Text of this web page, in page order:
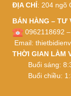
ĐỊA CHỈ: 204 ngõ
BÁN HÀNG – TƯ
0962118692
Email:
THỜI GIAN LÀM
Buổi sáng:
Buổi chiều: